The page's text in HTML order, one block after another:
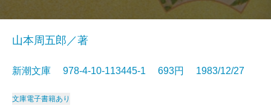
山本周五郎／著
新潮文庫 978-4-10-113445-1 693円 1983/12/27
文庫電子書籍あり